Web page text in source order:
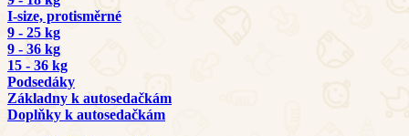
I-size, protisměrné
9 - 25 kg
9 - 36 kg
15 - 36 kg
Podsedáky
Základny k autosedačkám
Doplňky k autosedačkám